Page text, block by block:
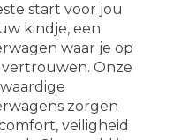
start voor jou
kindje, een
waar je op
Onze
zorgen
veiligheid